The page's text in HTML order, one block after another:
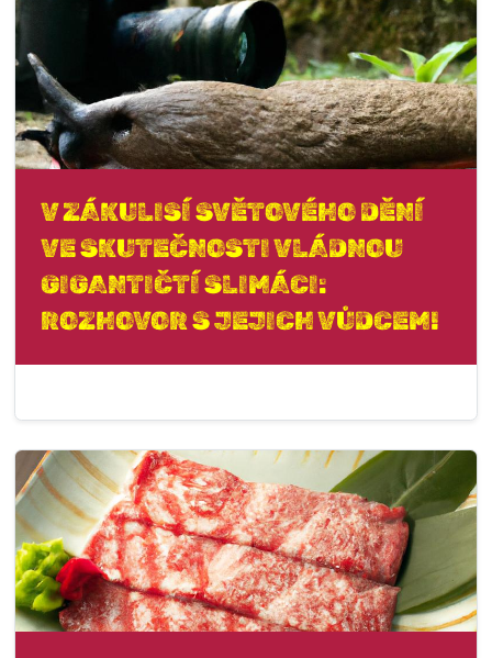
V ZÁKULISÍ SVĚTOVÉHO DĚNÍ
VE SKUTEČNOSTI VLÁDNOU
GIGANTIČTÍ SLIMÁCI:
ROZHOVOR S JEJICH VŮDCEM!